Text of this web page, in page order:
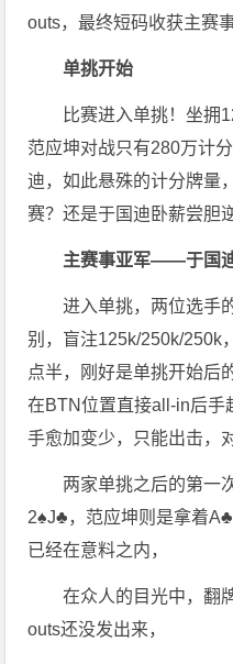
outs，最终短码收获主赛
单挑开始
比赛进入单挑！坐拥
范应坤对战只有280万计
迪，如此悬殊的计分牌量
赛？还是于国迪卧薪尝胆
主赛事亚军——于国
进入单挑，两位选手
别，盲注125k/250k/250k
点半，刚好是单挑开始后
在BTN位置直接all-in后手
手愈加变少，只能出击，
两家单挑之后的第一
2♠️J♣️，范应坤则是拿着
已经在意料之内，
在众人的目光中，翻
outs还没发出来，